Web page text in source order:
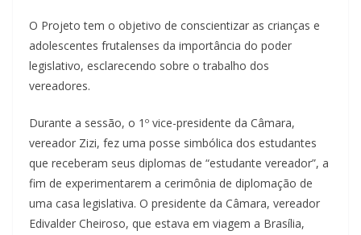
O Projeto tem o objetivo de conscientizar as crianças e
adolescentes frutalenses da importância do poder
legislativo, esclarecendo sobre o trabalho dos
vereadores.
Durante a sessão, o 1º vice-presidente da Câmara,
vereador Zizi, fez uma posse simbólica dos estudantes
que receberam seus diplomas de “estudante vereador”, a
fim de experimentarem a cerimônia de diplomação de
uma casa legislativa. O presidente da Câmara, vereador
Edivalder Cheiroso, que estava em viagem a Brasília,